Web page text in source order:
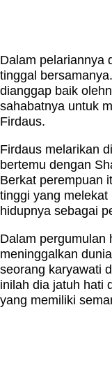
Dalam pelariannya
tinggal
dianggap baik
sahabatnya untuk
Firdaus.
Firdaus melarikan
bertemu dengan
Berkat perempuan
tinggi yang
hidupnya sebagai
Dalam pergumulan
meninggalkan
seorang karyawati
inilah dia jatuh hati
yang memiliki